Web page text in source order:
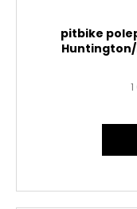
pitbike
Huntington/